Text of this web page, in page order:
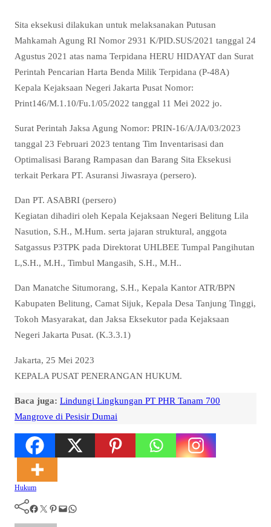
Sita eksekusi dilakukan untuk melaksanakan Putusan
Mahkamah Agung RI Nomor 2931 K/PID.SUS/2021 tanggal 24
Agustus 2021 atas nama Terpidana HERU HIDAYAT dan Surat
Perintah Pencarian Harta Benda Milik Terpidana (P-48A)
Kepala Kejaksaan Negeri Jakarta Pusat Nomor:
Print146/M.1.10/Fu.1/05/2022 tanggal 11 Mei 2022 jo.
Surat Perintah Jaksa Agung Nomor: PRIN-16/A/JA/03/2023
tanggal 23 Februari 2023 tentang Tim Inventarisasi dan
Optimalisasi Barang Rampasan dan Barang Sita Eksekusi
terkait Perkara PT. Asuransi Jiwasraya (persero).
Dan PT. ASABRI (persero)
Kegiatan dihadiri oleh Kepala Kejaksaan Negeri Belitung Lila
Nasution, S.H., M.Hum. serta jajaran struktural, anggota
Satgassus P3TPK pada Direktorat UHLBEE Tumpal Pangihutan
L,S.H., M.H., Timbul Mangasih, S.H., M.H..
Dan Manatche Situmorang, S.H., Kepala Kantor ATR/BPN
Kabupaten Belitung, Camat Sijuk, Kepala Desa Tanjung Tinggi,
Tokoh Masyarakat, dan Jaksa Eksekutor pada Kejaksaan
Negeri Jakarta Pusat. (K.3.3.1)
Jakarta, 25 Mei 2023
KEPALA PUSAT PENERANGAN HUKUM.
Baca juga: Lindungi Lingkungan PT PHR Tanam 700
Mangrove di Pesisir Dumai
Hukum
Facebook Twitter Pinterest Mail WhatsApp